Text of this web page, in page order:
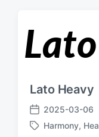
Lato Heavy
发
布
2025-03-06
标
Harmony,